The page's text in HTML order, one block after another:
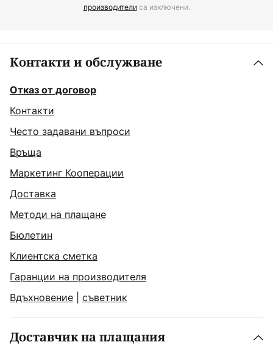
производителиса изключени.
Контакти и обслужване
Отказ от договор
Контакти
Често задавани въпроси
Връща
Маркетинг Кооперации
Доставка
Методи на плащане
Бюлетин
Клиентска сметка
Гаранции на производителя
Вдъхновение
съветник
Доставчик на плащания